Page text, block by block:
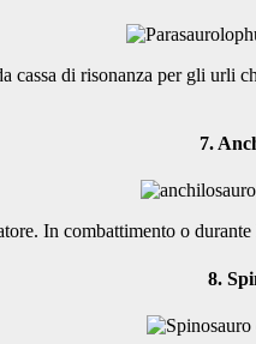
cassa di risonanza per gli
7.
In combattimento o
8.